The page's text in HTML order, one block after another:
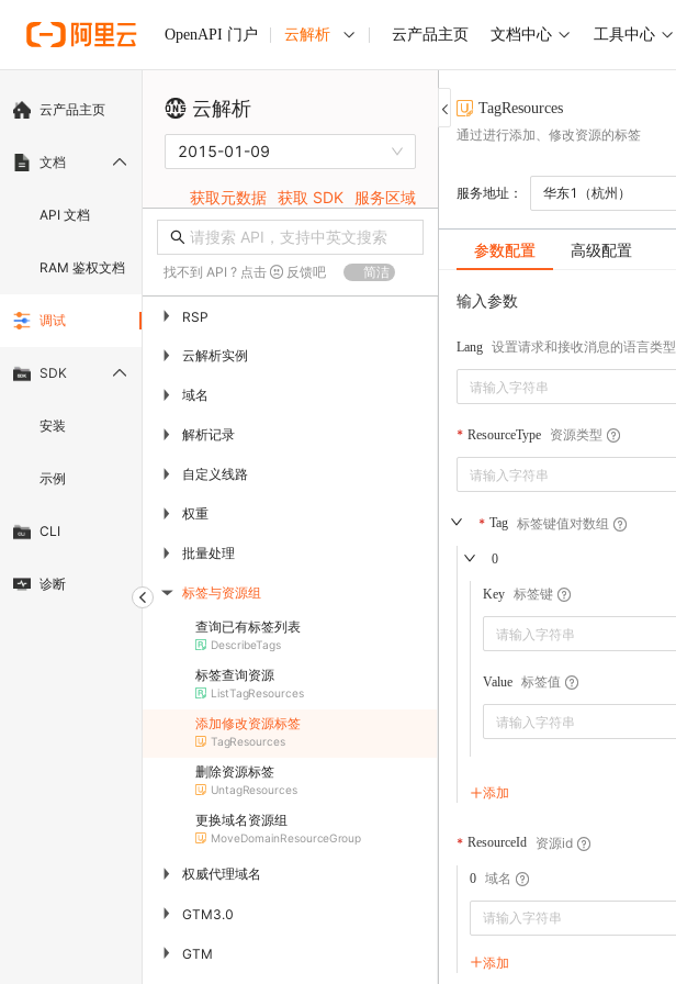
OpenAPI 门户 云解析 云产品主页 文档中心 工具中心
云产品主页
文档
API 文档
RAM 鉴权文档
调试
SDK
安装
示例
CLI
诊断
云解析
2015-01-09
获取元数据 获取 SDK 服务区域
找不到 API ? 点击 反馈吧 简洁
▶ RSP
▶ 云解析实例
▶ 域名
▶ 解析记录
▶ 自定义线路
▶ 权重
▶ 批量处理
▶ 标签与资源组
查询已有标签列表
DescribeTags
标签查询资源
ListTagResources
添加修改资源标签
TagResources
删除资源标签
UntagResources
更换域名资源组
MoveDomainResourceGroup
▶ 权威代理域名
▶ GTM3.0
▶ GTM
TagResources
通过进行添加、修改资源的标签
服务地址： 华东1（杭州）
参数配置 高级配置
输入参数
Lang 设置请求和接收消息的语言类型
ResourceType 资源类型
Tag 标签键值对数组
0
Key 标签键
Value 标签值
添加
ResourceId 资源id
0 域名
添加